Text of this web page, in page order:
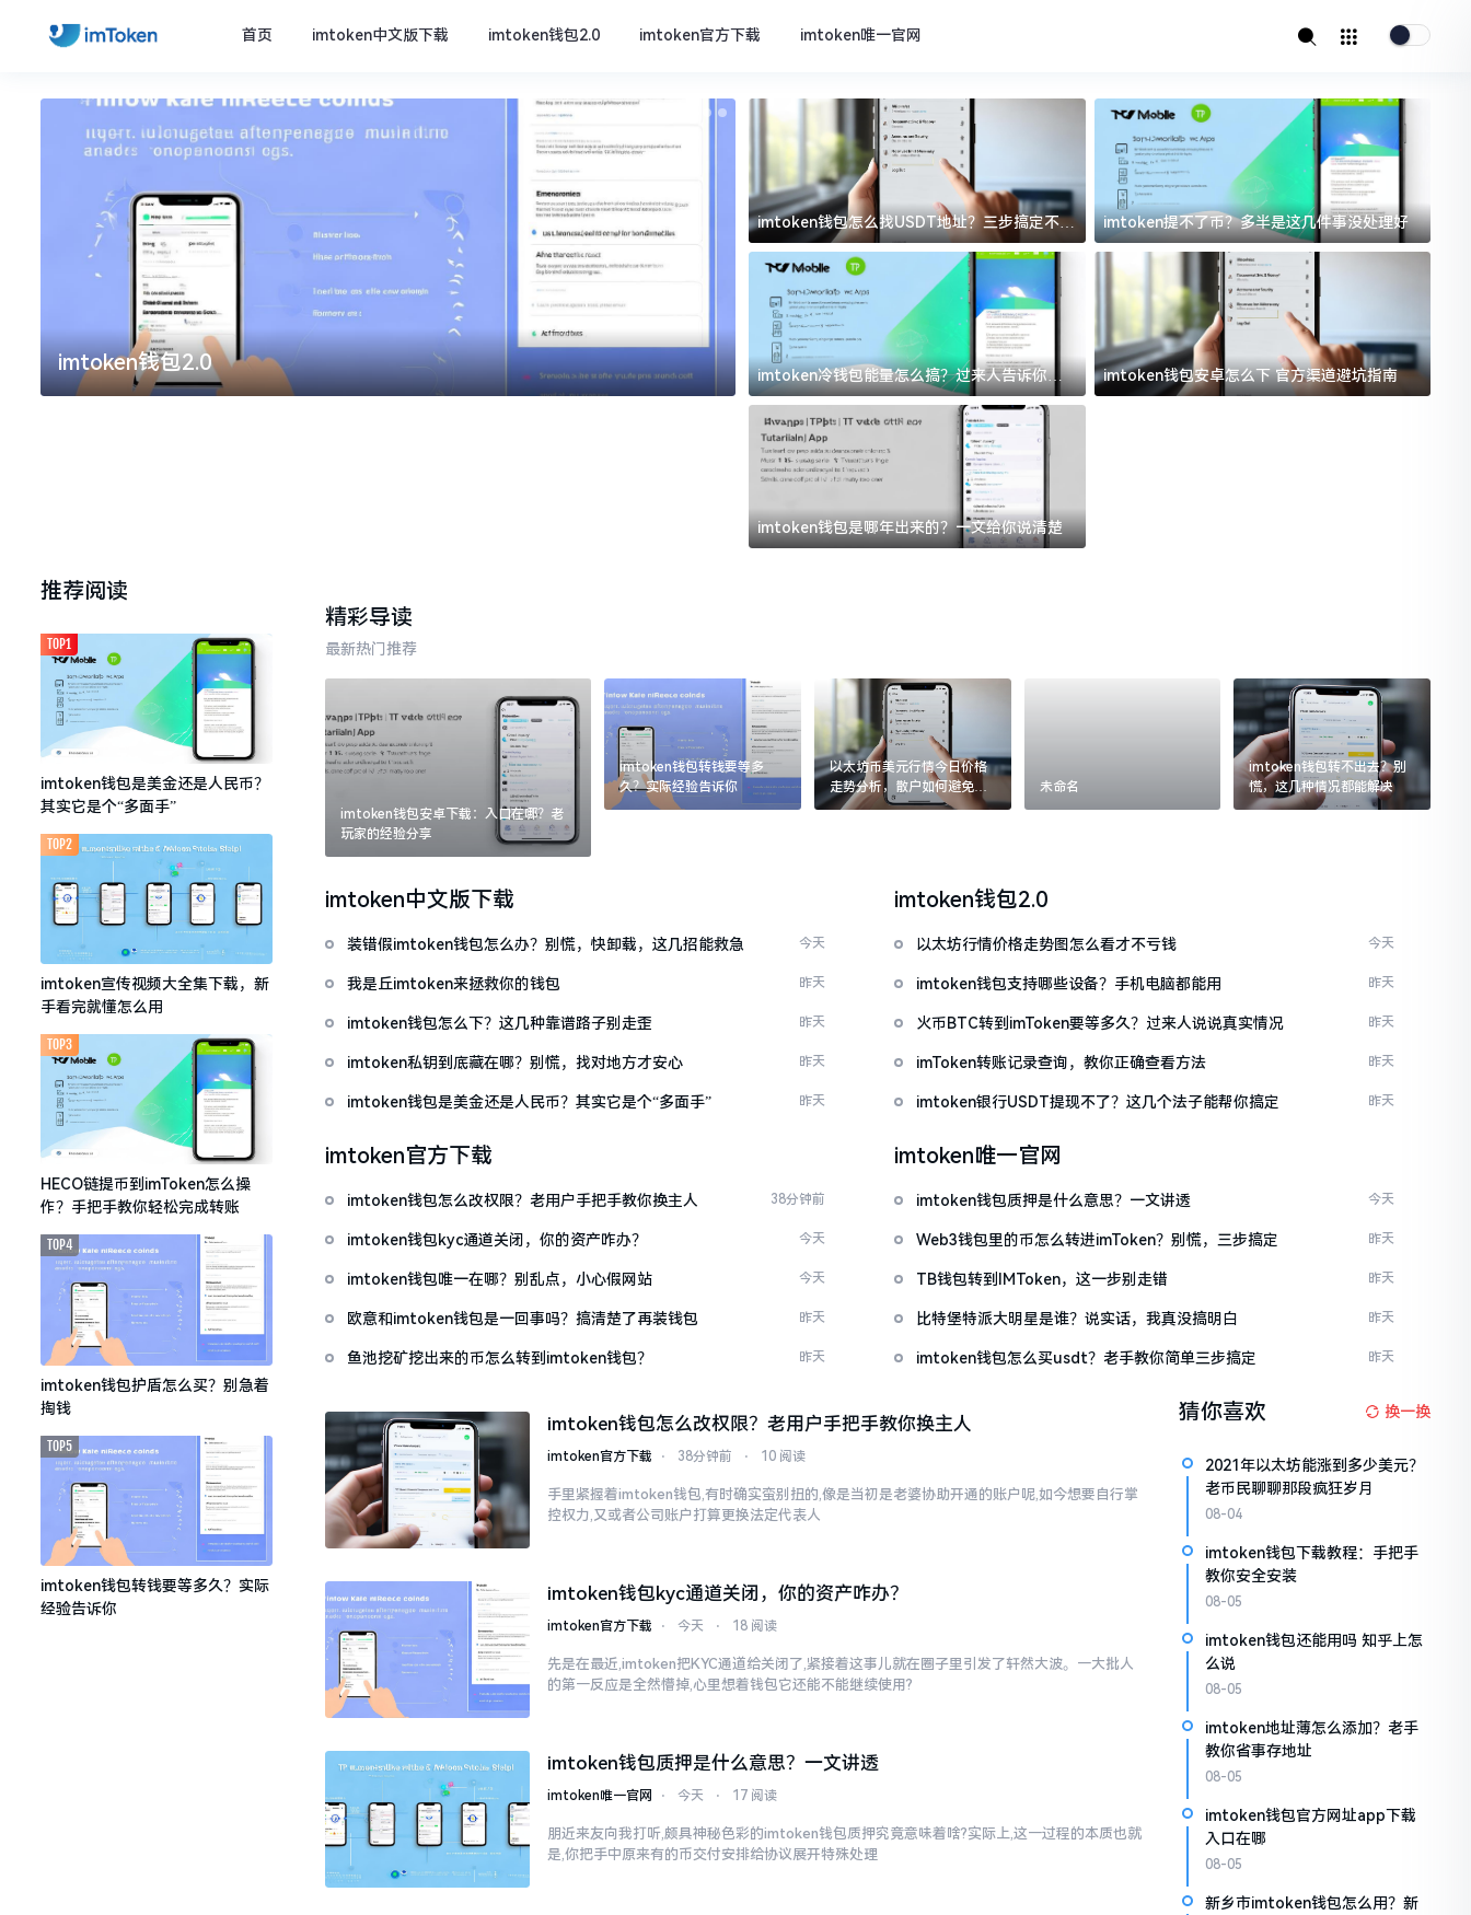
首页 imtoken中文版下载 imtoken钱包2.0 imtoken官方下载 imtoken唯一官网
imtoken钱包2.0 imtoken官方下载
imtoken钱包怎么找USDT地址？三步搞定不踩
坑
imtoken提不了币？多半是这几件事没处理好
imtoken冷钱包能量怎么搞？过来人告诉你门
道
imtoken钱包安卓怎么下 官方渠道避坑指南
imtoken钱包是哪年出来的？一文给你说清楚
推荐阅读
imtoken钱包是美金还是人民币？
其实它是个“多面手”
TOP1
imtoken宣传视频大全集下载，新
手看完就懂怎么用
TOP2
HECO链提币到imToken怎么操
作？手把手教你轻松完成转账
TOP3
imtoken钱包护盾怎么买？别急着
掏钱
TOP4
imtoken钱包转钱要等多久？实际
经验告诉你
TOP5
精彩导读
最新热门推荐
imtoken钱包安卓下载：入口在哪？老
玩家的经验分享
imtoken钱包转钱要等多
久？实际经验告诉你
以太坊币美元行情今日价格
走势分析，散户如何避免追
涨杀跌被套牢
未命名
imtoken钱包转不出去？别
慌，这几种情况都能解决
imtoken中文版下载
装错假imtoken钱包怎么办？别慌，快卸载，这几招能救急 今天
我是丘imtoken来拯救你的钱包 昨天
imtoken钱包怎么下？这几种靠谱路子别走歪 昨天
imtoken私钥到底藏在哪？别慌，找对地方才安心 昨天
imtoken钱包是美金还是人民币？其实它是个“多面手” 昨天
imtoken钱包2.0
以太坊行情价格走势图怎么看才不亏钱 今天
imtoken钱包支持哪些设备？手机电脑都能用 昨天
火币BTC转到imToken要等多久？过来人说说真实情况 昨天
imToken转账记录查询，教你正确查看方法 昨天
imtoken银行USDT提现不了？这几个法子能帮你搞定 昨天
imtoken官方下载
imtoken钱包怎么改权限？老用户手把手教你换主人 38分钟前
imtoken钱包kyc通道关闭，你的资产咋办？ 今天
imtoken钱包唯一在哪？别乱点，小心假网站 今天
欧意和imtoken钱包是一回事吗？搞清楚了再装钱包 昨天
鱼池挖矿挖出来的币怎么转到imtoken钱包？ 昨天
imtoken唯一官网
imtoken钱包质押是什么意思？一文讲透 今天
Web3钱包里的币怎么转进imToken？别慌，三步搞定 昨天
TB钱包转到IMToken，这一步别走错 昨天
比特堡特派大明星是谁？说实话，我真没搞明白 昨天
imtoken钱包怎么买usdt？老手教你简单三步搞定 昨天
imtoken钱包怎么改权限？老用户手把手教你换主人
imtoken官方下载 ⋅ 38分钟前 ⋅ 10 阅读
手里紧握着imtoken钱包,有时确实蛮别扭的,像是当初是老婆协助开通的账户呢,如今想要自行掌
控权力,又或者公司账户打算更换法定代表人
imtoken钱包kyc通道关闭，你的资产咋办？
imtoken官方下载 ⋅ 今天 ⋅ 18 阅读
先是在最近,imtoken把KYC通道给关闭了,紧接着这事儿就在圈子里引发了轩然大波。一大批人
的第一反应是全然懵掉,心里想着钱包它还能不能继续使用?
imtoken钱包质押是什么意思？一文讲透
imtoken唯一官网 ⋅ 今天 ⋅ 17 阅读
朋近来友向我打听,颇具神秘色彩的imtoken钱包质押究竟意味着啥?实际上,这一过程的本质也就
是,你把手中原来有的币交付安排给协议展开特殊处理
猜你喜欢 换一换
2021年以太坊能涨到多少美元？
老币民聊聊那段疯狂岁月
08-04
imtoken钱包下载教程：手把手
教你安全安装
08-05
imtoken钱包还能用吗 知乎上怎
么说
08-05
imtoken地址薄怎么添加？老手
教你省事存地址
08-05
imtoken钱包官方网址app下载
入口在哪
08-05
新乡市imtoken钱包怎么用？新